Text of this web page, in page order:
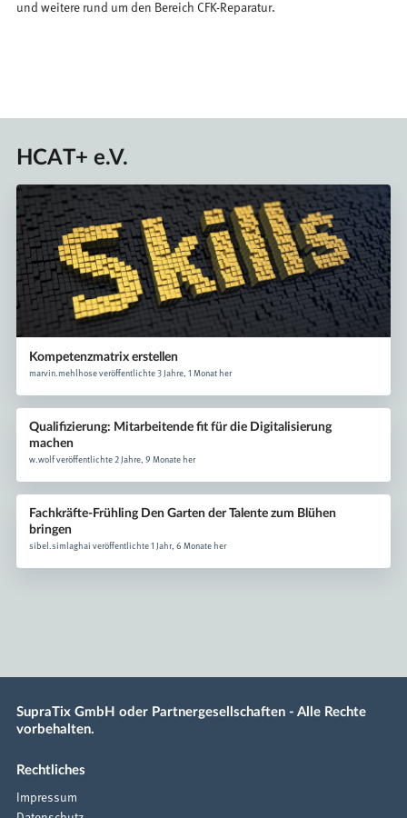
und weitere rund um den Bereich CFK-Reparatur.
HCAT+ e.V.
Kompetenzmatrix erstellen
marvin.mehlhose veröffentlichte 3 Jahre, 1 Monat her
Qualifizierung: Mitarbeitende fit für die Digitalisierung
machen
w.wolf veröffentlichte 2 Jahre, 9 Monate her
Fachkräfte-Frühling Den Garten der Talente zum Blühen
bringen
sibel.simlaghai veröffentlichte 1 Jahr, 6 Monate her
SupraTix GmbH oder Partnergesellschaften - Alle Rechte
vorbehalten.
Rechtliches
Impressum